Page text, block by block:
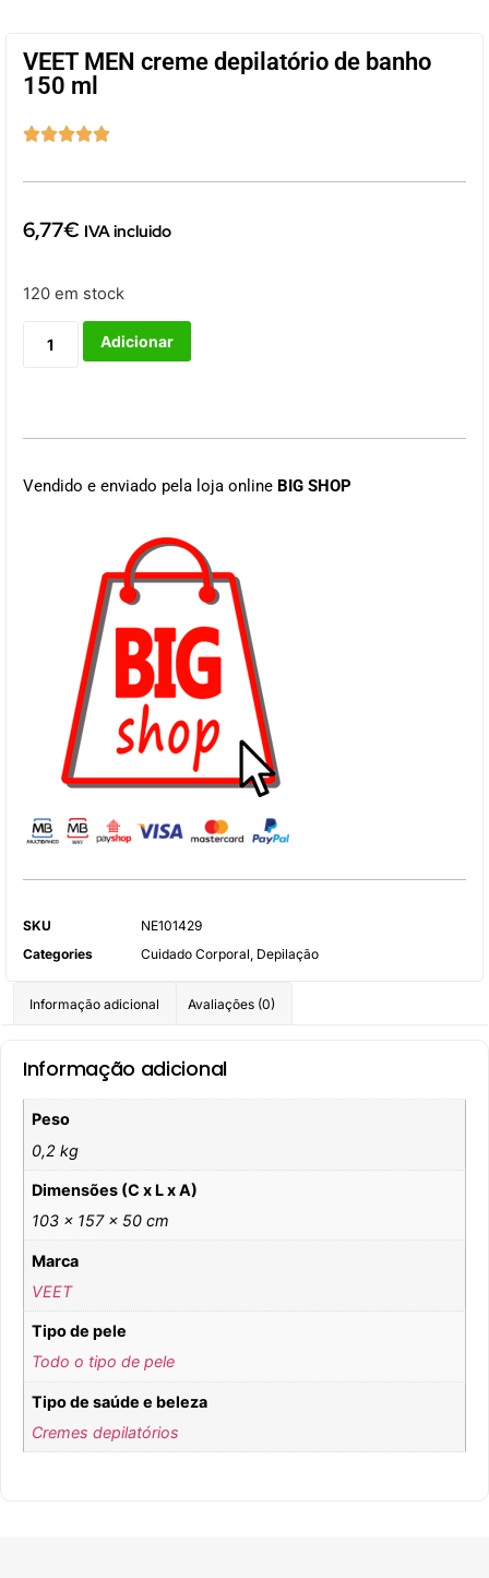
VEET MEN creme depilatório de banho
150 ml

6,77€ IVA incluido
120 em stock
Adicionar
Vendido e enviado pela loja online BIG SHOP
SKU
NE101429
Categories
Cuidado Corporal, Depilação
Informação adicional Avaliações (0)
Informação adicional
Peso
0,2 kg
Dimensões (C x L x A)
103 × 157 × 50 cm
Marca
VEET
Tipo de pele
Todo o tipo de pele
Tipo de saúde e beleza
Cremes depilatórios